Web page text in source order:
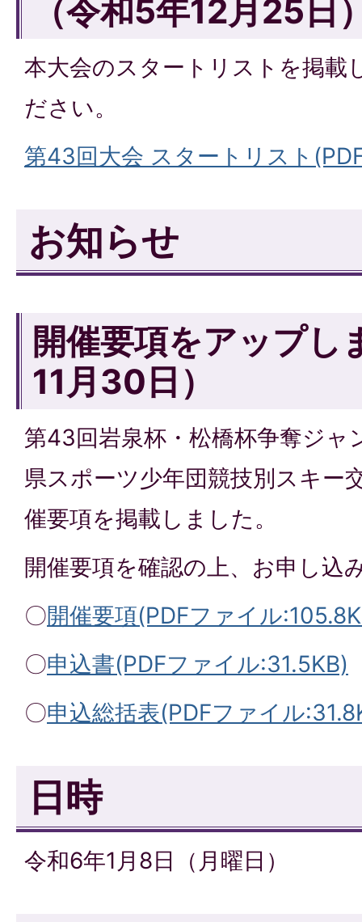
（令和5年12月25日
本大会のスタートリストを掲載
ださい。
第43回大会 スタートリスト
お知らせ
開催要項をアップし
11月30日）
第43回岩泉杯・松橋杯争奪ジャ
県スポーツ少年団競技別スキー
催要項を掲載しました。
開催要項を確認の上、お申し込
〇開催要項(PDFファイル
〇申込書(PDFファイル:31.5KB)
〇申込総括表(PDFファイル
日時
令和6年1月8日（月曜日）